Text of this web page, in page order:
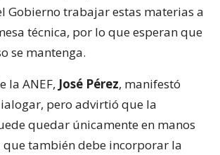
Gobierno trabajar estas materias a
técnica, por lo que esperan que
se mantenga.
la ANEF, José Pérez, manifestó
pero advirtió que la
quedar únicamente en manos
que también debe incorporar la